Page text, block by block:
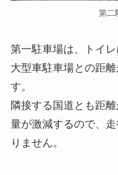
第二
第一駐車場は、トイレ
大型車駐車場との距
す。
隣接する国道とも距
量が激減するので、
りません。